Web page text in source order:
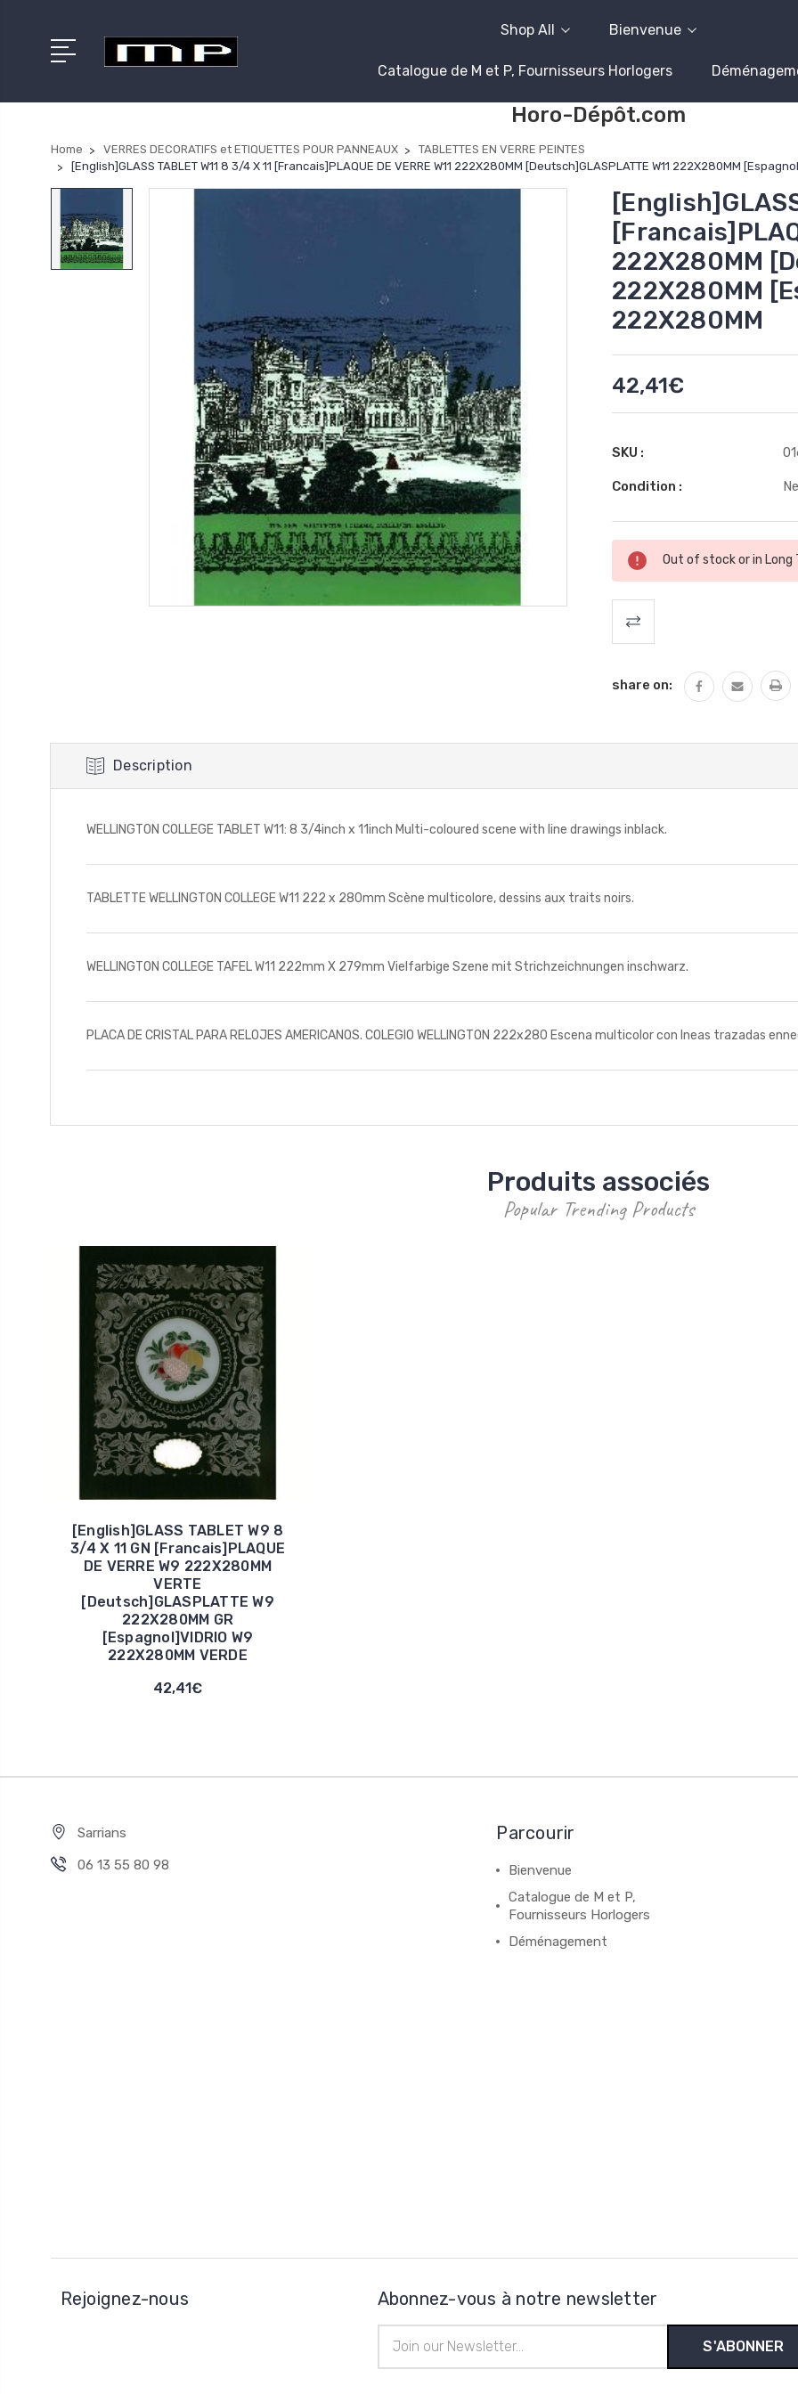
Shop All Bienvenue
Catalogue de M et P, Fournisseurs Horlogers
Horo-Dépôt.com
Home VERRES DECORATIFS et ETIQUETTES POUR PANNEAUX
TABLETTES EN VERRE PEINTES
[English]GLASS TABLET W11 8 3/4 X 11 [Francais]PLAQUE DE VERRE W11 222X280MM [Deutsch]GLASPLATTE W11 222X280MM
222X280MM
222X280MM
222X280MM
42,41€
SKU :
Condition :
Stock
actuel
Out of stock or in Long
share on:
Description
WELLINGTON COLLEGE TABLET W11: 8 3/4inch x 11inch Multi-coloured scene with line drawings inblack.
TABLETTE WELLINGTON COLLEGE W11 222 x 280mm Scène multicolore, dessins aux traits noirs.
WELLINGTON COLLEGE TAFEL W11 222mm X 279mm Vielfarbige Szene mit Strichzeichnungen inschwarz.
PLACA DE CRISTAL PARA RELOJES AMERICANOS. COLEGIO WELLINGTON 222x280 Escena multicolor con lneas trazadas
Produits associés
Popular Trending Products
[English]GLASS TABLET W9 8
3/4 X 11 GN [Francais]PLAQUE
DE VERRE W9 222X280MM
VERTE
[Deutsch]GLASPLATTE W9
222X280MM GR
[Espagnol]VIDRIO W9
222X280MM VERDE
42,41€
Sarrians
06 13 55 80 98
Parcourir
Bienvenue
Catalogue de M et P,
Fournisseurs Horlogers
Déménagement
Rejoignez-nous Abonnez-vous à notre newsletter
mail